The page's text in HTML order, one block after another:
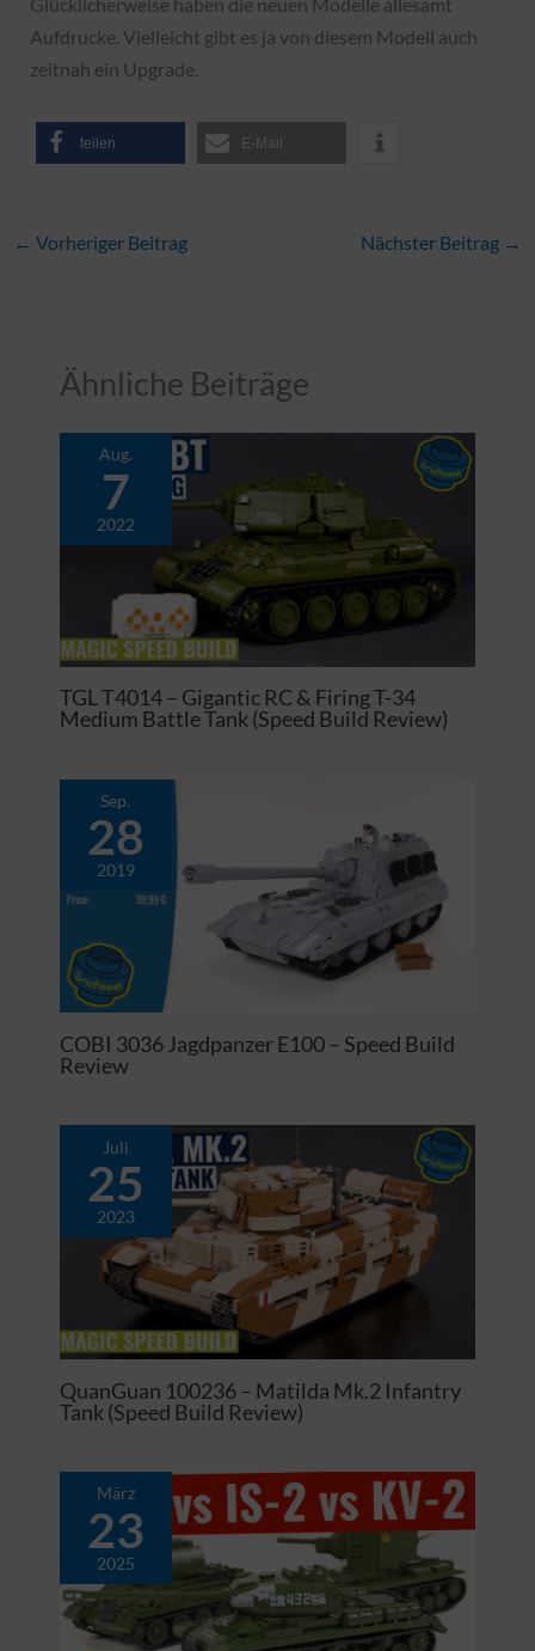
Aufdrucke. Vielleicht gibt es ja von diesem Modell auch
zeitnah ein Upgrade.
teilen E-Mail
← Vorheriger Beitrag Nächster Beitrag →
Ähnliche Beiträge
Aug.
7
2022
TGL T4014 – Gigantic RC & Firing T-34
Medium Battle Tank (Speed Build Review)
Sep.
28
2019
COBI 3036 Jagdpanzer E100 – Speed Build
Review
Juli
25
2023
QuanGuan 100236 – Matilda Mk.2 Infantry
Tank (Speed Build Review)
März
23
2025